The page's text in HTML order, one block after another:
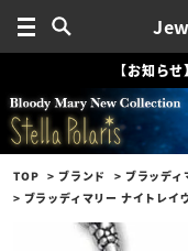
【お知ら
TOP ブランド
ブラッディ
ブラッディマリー ナイトレ